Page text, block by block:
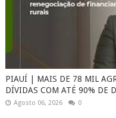
PIAUÍ | MAIS DE 78 MIL
DÍVIDAS COM ATÉ 90% DE
Agosto 06, 2026 0